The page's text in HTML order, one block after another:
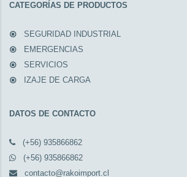
CATEGORÍAS DE PRODUCTOS
SEGURIDAD INDUSTRIAL
EMERGENCIAS
SERVICIOS
IZAJE DE CARGA
DATOS DE CONTACTO
(+56) 935866862
(+56) 935866862
contacto@rakoimport.cl